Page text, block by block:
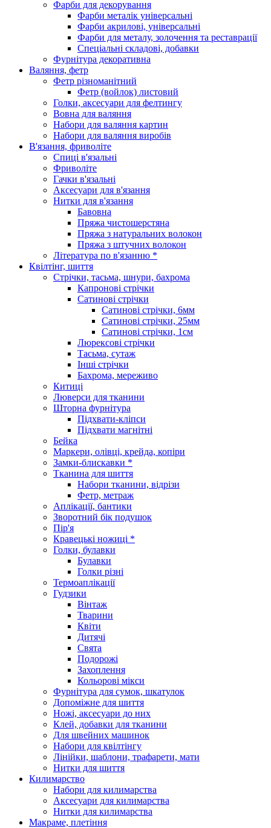
Фарби для декорування
Фарби металік універсальні
Фарби акрилові, універсальні
Фарби для металу, золочення та реставрації
Спеціальні складові, добавки
Фурнітура декоративна
Валяння, фетр
Фетр різноманітний
Фетр (войлок) листовий
Голки, аксесуари для фелтингу
Вовна для валяння
Набори для валяння картин
Набори для валяння виробів
В'язання, фриволіте
Спиці в'язальні
Фриволіте
Гачки в'язальні
Аксесуари для в'язання
Нитки для в'язання
Бавовна
Пряжа чистошерстяна
Пряжа з натуральних волокон
Пряжа з штучних волокон
Література по в'язанню *
Квілтінг, шиття
Стрічки, тасьма, шнури, бахрома
Капронові стрічки
Сатинові стрічки
Сатинові стрічки, 6мм
Сатинові стрічки, 25мм
Сатинові стрічки, 1см
Люрексові стрічки
Тасьма, сутаж
Інші стрічки
Бахрома, мереживо
Китиці
Люверси для тканини
Шторна фурнітура
Підхвати-кліпси
Підхвати магнітні
Бейка
Маркери, олівці, крейда, копіри
Замки-блискавки *
Тканина для шиття
Набори тканини, відрізи
Фетр, метраж
Аплікації, бантики
Зворотний бік подушок
Пір'я
Кравецькі ножиці *
Голки, булавки
Булавки
Голки різні
Термоаплікації
Гудзики
Вінтаж
Тварини
Квіти
Дитячі
Свята
Подорожі
Захоплення
Кольорові мікси
Фурнітура для сумок, шкатулок
Допоміжне для шиття
Ножі, аксесуари до них
Клей, добавки для тканини
Для швейних машинок
Набори для квілтінгу
Лінійки, шаблони, трафарети, мати
Нитки для шиття
Килимарство
Набори для килимарства
Аксесуари для килимарства
Нитки для килимарства
Макраме, плетіння